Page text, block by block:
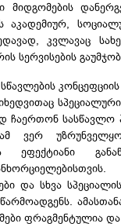
მიდგომების
კვლავაც
სერვისების
ჩაერთონ სასწავლო
ვერ
ეფექტიანი
და სხვა
ფრაგმენტულია და